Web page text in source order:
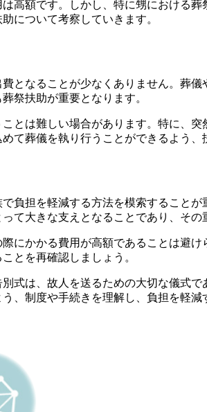
高額です。しかし、特に甥における
について考察していきます。
となることが少なくありません。葬
祭扶助が重要となります。
とは難しい場合があります。特に、
て葬儀を執り行うことができるよう、
負担を軽減する方法を模索すること
大きな支えとなることであり、その
にかかる費用が高額であることは避
とを再確認しましょう。
式は、故人を送るための大切な儀式
制度や手続きを理解し、負担を軽減